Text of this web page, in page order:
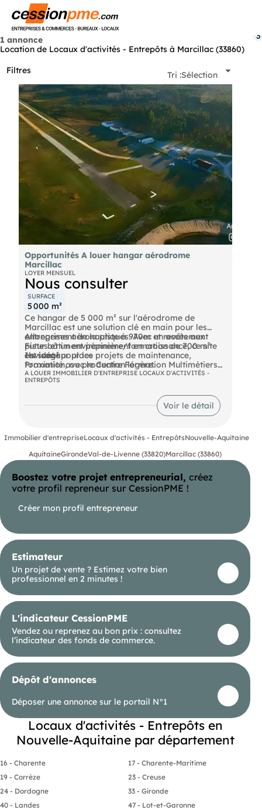
1 annonce
Location de Locaux d'activités - Entrepôts à Marcillac (33860)
Filtres
3
Tri :Sélection
Opportunités A louer hangar aérodrome
Marcillac
LOYER MENSUEL
Nous consulter
SURFACE
5 000 m²
Ce hangar de 5 000 m² sur l'aérodrome de
Marcillac est une solution clé en main pour les
entreprises aéronautiques. Avec un accès aux
pistes et un environnement en croissance, ce site
est idéal pour les projets de maintenance,
formation, ou production légère.
Projets à venir
Allongement de la piste à 970m et revêtement
Futur bâtiment pépinière/formation de 700 m²
envisagé
Ils sont sur place
Proximité avec le Centre Formation Multimétiers
de Reignac pour maintenir et développer les
compétences locales en maintenance industrielle
A LOUER IMMOBILIER D'ENTREPRISE LOCAUX D'ACTIVITÉS -
ENTREPÔTS
Voir le détail
Immobilier d'entrepriseLocaux d'activités - EntrepôtsNouvelle-Aquitaine
AquitaineGirondeVal-de-Livenne (33820)Marcillac (33860)
Boostez votre projet entrepreneurial, créez
votre profil repreneur sur CessionPME !
Créer mon profil entrepreneur
Estimateur
Un projet de vente ? Estimez votre bien
professionnel en 2 minutes !
L'indicateur CessionPME
Vendez ou reprenez au bon prix : consultez
l’indicateur des fonds de commerce.
Dépôt d'annonces
Déposer une annonce sur le portail N°1
Locaux d'activités - Entrepôts en
Nouvelle-Aquitaine par département
16 - Charente
17 - Charente-Maritime
19 - Corrèze
23 - Creuse
24 - Dordogne
33 - Gironde
40 - Landes
47 - Lot-et-Garonne